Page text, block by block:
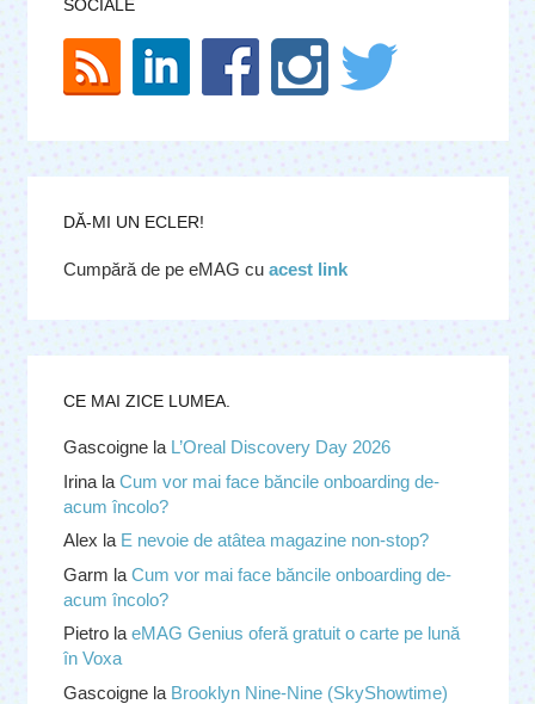
SOCIALE
DĂ-MI UN ECLER!
Cumpără de pe eMAG cu acest link
CE MAI ZICE LUMEA.
Gascoignela L’Oreal Discovery Day 2026
Irinala Cum vor mai face băncile onboarding de-
acum încolo?
Alex la E nevoie de atâtea magazine non-stop?
Garm la Cum vor mai face băncile onboarding de-
acum încolo?
Pietrola eMAG Genius oferă gratuit o carte pe lună
în Voxa
Gascoignela Brooklyn Nine-Nine (SkyShowtime)